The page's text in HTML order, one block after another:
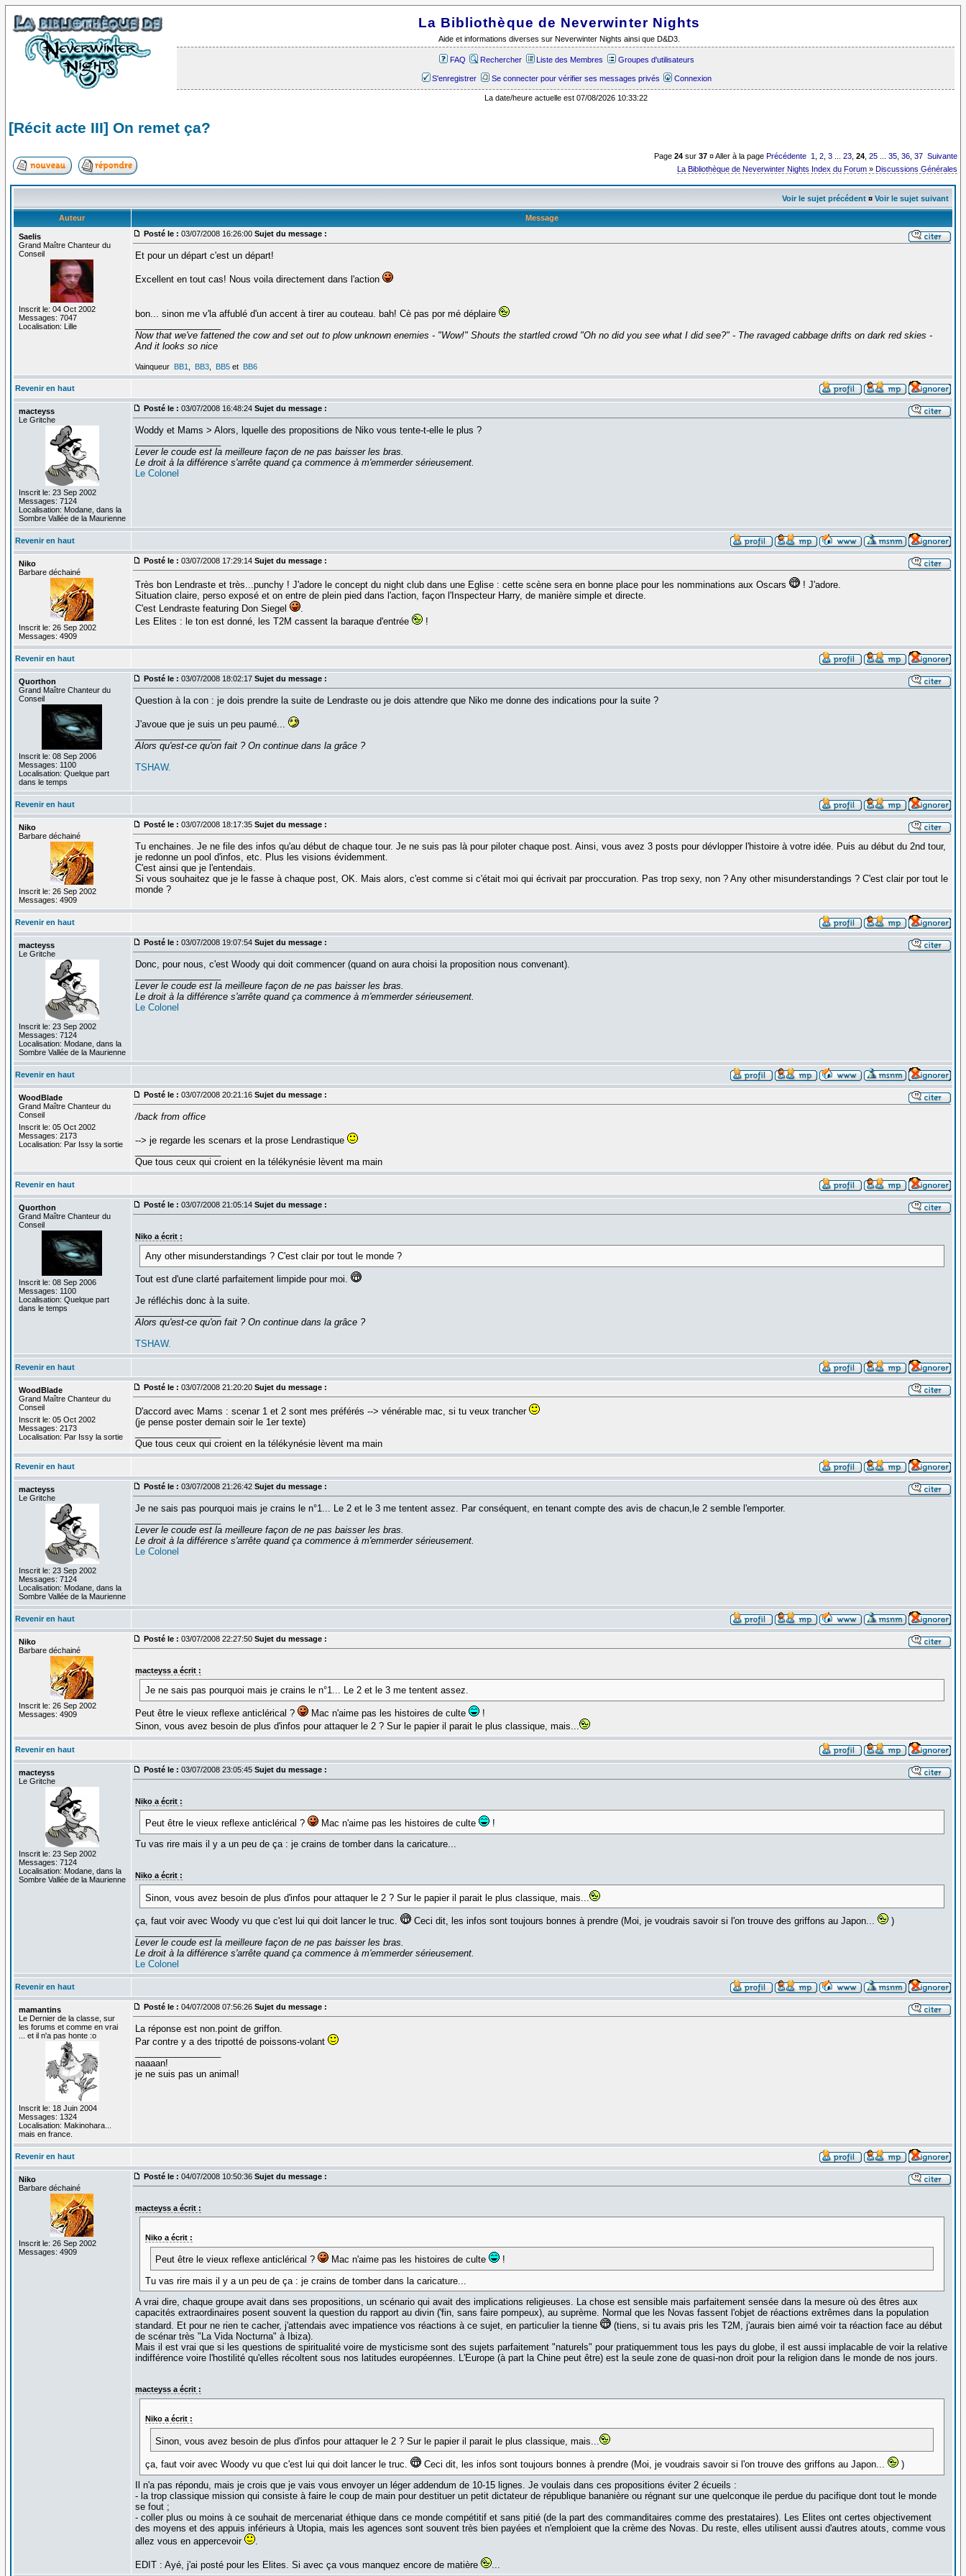
La Bibliothèque de Neverwinter Nights
Aide et informations diverses sur Neverwinter Nights ainsi que D&D3.
FAQ Rechercher Liste des Membres Groupes d'utilisateurs
S'enregistrer Se connecter pour vérifier ses messages privés Connexion
La date/heure actuelle est 07/08/2026 10:33:22
[Récit acte III] On remet ça?
Page24 sur37 ¤ Aller à la page Précédente 1 ,2 ,3 ...23 ,24 ,25 ...35 ,36 ,37 Suivante
La Bibliothèque de Neverwinter Nights Index du Forum »Discussions Générales
Voir le sujet précédent¤ Voir le sujet suivant
Auteur Message
Saelis
Grand Maître Chanteur du
Conseil
Inscrit le: 04 Oct 2002
Messages: 7047
Localisation: Lille
Posté le : 03/07/2008 16:26:00 Sujet du message :
Et pour un départ c'est un départ!
Excellent en tout cas! Nous voila directement dans l'action
bon... sinon me v'la affublé d'un accent à tirer au couteau. bah! Cè pas por mé déplaire
Now that we've fattened the cow and set out to plow unknown enemies - "Wow!" Shouts the startled crowd "Oh no did you see what I did see?" - The ravaged cabbage drifts on dark red skies -
And it looks so nice
Vainqueur BB1 BB3, BB5et BB6
Revenir en haut
macteyss
Le Gritche
Inscrit le: 23 Sep 2002
Messages: 7124
Localisation: Modane, dans la
Sombre Vallée de la Maurienne
Posté le : 03/07/2008 16:48:24 Sujet du message :
Woddy et Mams > Alors, lquelle des propositions de Niko vous tente-t-elle le plus ?
Lever le coude est la meilleure façon de ne pas baisser les bras.
Le droit à la différence s'arrête quand ça commence à m'emmerder sérieusement.
Le Colonel
Revenir en haut
Niko
Barbare déchainé
Inscrit le: 26 Sep 2002
Messages: 4909
Posté le : 03/07/2008 17:29:14 Sujet du message :
Très bon Lendraste et très...punchy ! J'adore le concept du night club dans une Eglise : cette scène sera en bonne place pour les nomminations aux Oscars
! J'adore.
Situation claire, perso exposé et on entre de plein pied dans l'action, façon l'Inspecteur Harry, de manière simple et directe.
C'est Lendraste featuring Don Siegel
.
Les Elites : le ton est donné, les T2M cassent la baraque d'entrée
!
Revenir en haut
Quorthon
Grand Maître Chanteur du
Conseil
Inscrit le: 08 Sep 2006
Messages: 1100
Localisation: Quelque part
dans le temps
Posté le : 03/07/2008 18:02:17 Sujet du message :
Question à la con : je dois prendre la suite de Lendraste ou je dois attendre que Niko me donne des indications pour la suite ?
J'avoue que je suis un peu paumé...
Alors qu'est-ce qu'on fait ? On continue dans la grâce ?
TSHAW.
Revenir en haut
Niko
Barbare déchainé
Inscrit le: 26 Sep 2002
Messages: 4909
Posté le : 03/07/2008 18:17:35 Sujet du message :
Tu enchaines. Je ne file des infos qu'au début de chaque tour. Je ne suis pas là pour piloter chaque post. Ainsi, vous avez 3 posts pour dévlopper l'histoire à votre idée. Puis au début du 2nd tour,
je redonne un pool d'infos, etc. Plus les visions évidemment.
C'est ainsi que je l'entendais.
Si vous souhaitez que je le fasse à chaque post, OK. Mais alors, c'est comme si c'était moi qui écrivait par proccuration. Pas trop sexy, non ? Any other misunderstandings ? C'est clair por tout le
monde ?
Revenir en haut
macteyss
Le Gritche
Inscrit le: 23 Sep 2002
Messages: 7124
Localisation: Modane, dans la
Sombre Vallée de la Maurienne
Posté le : 03/07/2008 19:07:54 Sujet du message :
Donc, pour nous, c'est Woody qui doit commencer (quand on aura choisi la proposition nous convenant).
Lever le coude est la meilleure façon de ne pas baisser les bras.
Le droit à la différence s'arrête quand ça commence à m'emmerder sérieusement.
Le Colonel
Revenir en haut
WoodBlade
Grand Maître Chanteur du
Conseil
Inscrit le: 05 Oct 2002
Messages: 2173
Localisation: Par Issy la sortie
Posté le : 03/07/2008 20:21:16 Sujet du message :
/back from office
--> je regarde les scenars et la prose Lendrastique
Que tous ceux qui croient en la télékynésie lèvent ma main
Revenir en haut
Quorthon
Grand Maître Chanteur du
Conseil
Inscrit le: 08 Sep 2006
Messages: 1100
Localisation: Quelque part
dans le temps
Posté le : 03/07/2008 21:05:14 Sujet du message :
Niko a écrit :
Any other misunderstandings ? C'est clair por tout le monde ?
Tout est d'une clarté parfaitement limpide pour moi.
Je réfléchis donc à la suite.
Alors qu'est-ce qu'on fait ? On continue dans la grâce ?
TSHAW.
Revenir en haut
WoodBlade
Grand Maître Chanteur du
Conseil
Inscrit le: 05 Oct 2002
Messages: 2173
Localisation: Par Issy la sortie
Posté le : 03/07/2008 21:20:20 Sujet du message :
D'accord avec Mams : scenar 1 et 2 sont mes préférés --> vénérable mac, si tu veux trancher
(je pense poster demain soir le 1er texte)
Que tous ceux qui croient en la télékynésie lèvent ma main
Revenir en haut
macteyss
Le Gritche
Inscrit le: 23 Sep 2002
Messages: 7124
Localisation: Modane, dans la
Sombre Vallée de la Maurienne
Posté le : 03/07/2008 21:26:42 Sujet du message :
Je ne sais pas pourquoi mais je crains le n°1... Le 2 et le 3 me tentent assez. Par conséquent, en tenant compte des avis de chacun,le 2 semble l'emporter.
Lever le coude est la meilleure façon de ne pas baisser les bras.
Le droit à la différence s'arrête quand ça commence à m'emmerder sérieusement.
Le Colonel
Revenir en haut
Niko
Barbare déchainé
Inscrit le: 26 Sep 2002
Messages: 4909
Posté le : 03/07/2008 22:27:50 Sujet du message :
macteyss a écrit :
Je ne sais pas pourquoi mais je crains le n°1... Le 2 et le 3 me tentent assez.
Peut être le vieux reflexe anticlérical ? Mac n'aime pas les histoires de culte
!
Sinon, vous avez besoin de plus d'infos pour attaquer le 2 ? Sur le papier il parait le plus classique, mais...
Revenir en haut
macteyss
Le Gritche
Inscrit le: 23 Sep 2002
Messages: 7124
Localisation: Modane, dans la
Sombre Vallée de la Maurienne
Posté le : 03/07/2008 23:05:45 Sujet du message :
Niko a écrit :
Peut être le vieux reflexe anticlérical ? Mac n'aime pas les histoires de culte
!
Tu vas rire mais il y a un peu de ça : je crains de tomber dans la caricature...
Niko a écrit :
Sinon, vous avez besoin de plus d'infos pour attaquer le 2 ? Sur le papier il parait le plus classique, mais...
ça, faut voir avec Woody vu que c'est lui qui doit lancer le truc. Ceci dit, les infos sont toujours bonnes à prendre (Moi, je voudrais savoir si l'on trouve des griffons au Japon...
)
Lever le coude est la meilleure façon de ne pas baisser les bras.
Le droit à la différence s'arrête quand ça commence à m'emmerder sérieusement.
Le Colonel
Revenir en haut
mamantins
Le Dernier de la classe, sur
les forums et comme en vrai
... et il n'a pas honte :o
Inscrit le: 18 Juin 2004
Messages: 1324
Localisation: Makinohara...
mais en france.
Posté le : 04/07/2008 07:56:26 Sujet du message :
La réponse est non.point de griffon.
Par contre y a des tripotté de poissons-volant
naaaan!
je ne suis pas un animal!
Revenir en haut
Niko
Barbare déchainé
Inscrit le: 26 Sep 2002
Messages: 4909
Posté le : 04/07/2008 10:50:36 Sujet du message :
macteyss a écrit :
Niko a écrit :
Peut être le vieux reflexe anticlérical ? Mac n'aime pas les histoires de culte
!
Tu vas rire mais il y a un peu de ça : je crains de tomber dans la caricature...
A vrai dire, chaque groupe avait dans ses propositions, un scénario qui avait des implications religieuses. La chose est sensible mais parfaitement sensée dans la mesure où des êtres aux
capacités extraordinaires posent souvent la question du rapport au divin ('fin, sans faire pompeux), au suprème. Normal que les Novas fassent l'objet de réactions extrêmes dans la population
standard. Et pour ne rien te cacher, j'attendais avec impatience vos réactions à ce sujet, en particulier la tienne
(tiens, si tu avais pris les T2M, j'aurais bien aimé voir ta réaction face au début
de scénar très "La Vida Nocturna" à Ibiza).
Mais il est vrai que si les questions de spiritualité voire de mysticisme sont des sujets parfaitement "naturels" pour pratiquemment tous les pays du globe, il est aussi implacable de voir la relative
indifférence voire l'hostilité qu'elles récoltent sous nos latitudes européennes. L'Europe (à part la Chine peut être) est la seule zone de quasi-non droit pour la religion dans le monde de nos jours.
macteyss a écrit :
Niko a écrit :
Sinon, vous avez besoin de plus d'infos pour attaquer le 2 ? Sur le papier il parait le plus classique, mais...
ça, faut voir avec Woody vu que c'est lui qui doit lancer le truc. Ceci dit, les infos sont toujours bonnes à prendre (Moi, je voudrais savoir si l'on trouve des griffons au Japon...
)
Il n'a pas répondu, mais je crois que je vais vous envoyer un léger addendum de 10-15 lignes. Je voulais dans ces propositions éviter 2 écueils :
- la trop classique mission qui consiste à faire le coup de main pour destituer un petit dictateur de république bananière ou régnant sur une quelconque ile perdue du pacifique dont tout le monde
se fout ;
- coller plus ou moins à ce souhait de mercenariat éthique dans ce monde compétitif et sans pitié (de la part des commanditaires comme des prestataires). Les Elites ont certes objectivement
des moyens et des appuis inférieurs à Utopia, mais les agences sont souvent très bien payées et n'emploient que la crème des Novas. Du reste, elles utilisent aussi d'autres atouts, comme vous
allez vous en appercevoir
.
EDIT : Ayé, j'ai posté pour les Elites. Si avec ça vous manquez encore de matière ...